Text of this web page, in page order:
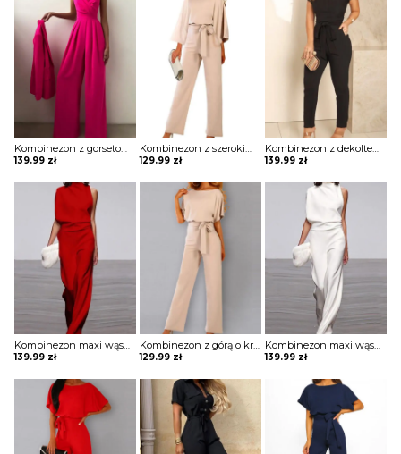
Kombinezon z gorsetową górą i szerokimi nogawkami
139.99 zł
Kombinezon z szerokimi rękawami i łezką na plecach
129.99 zł
Kombinezon z dekoltem w kształcie litery V i falbankami przy rękawach
139.99 zł
Kombinezon maxi wąski z odkrytym ramieniem
139.99 zł
Kombinezon z górą o kroju nietoperza i wiązaniem w pasie
129.99 zł
Kombinezon maxi wąski z odkrytym ramieniem
139.99 zł